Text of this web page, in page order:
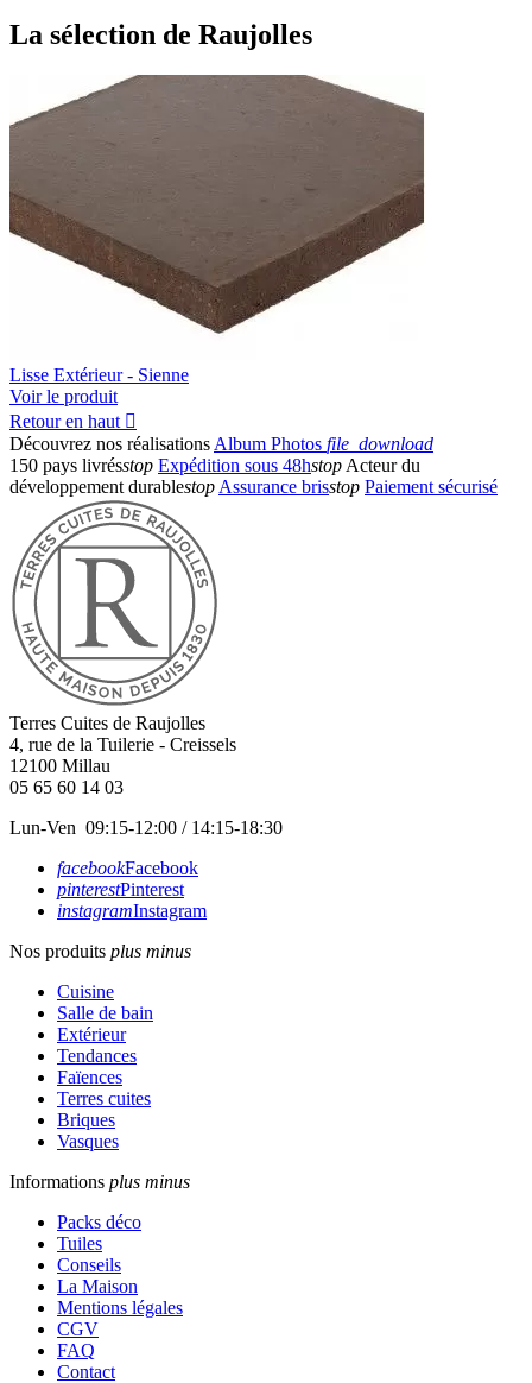
La sélection de Raujolles
Lisse Extérieur - Sienne
Voir le produit
Retour en haut 
Découvrez nos réalisations Album Photos file_download
150 pays livrésstop Expédition sous 48hstop Acteur du
développement durablestop Assurance brisstop Paiement sécurisé
Terres Cuites de Raujolles
4, rue de la Tuilerie - Creissels
12100 Millau
05 65 60 14 03
Lun-Ven 09:15-12:00 / 14:15-18:30
facebookFacebook
pinterestPinterest
instagramInstagram
Nos produits plus minus
Cuisine
Salle de bain
Extérieur
Tendances
Faïences
Terres cuites
Briques
Vasques
Informations plus minus
Packs déco
Tuiles
Conseils
La Maison
Mentions légales
CGV
FAQ
Contact